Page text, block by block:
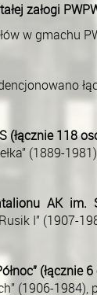
załogi
w gmachu
118
(1889-
AK im.
I” (1907-
(łącznie
(1906-1984),